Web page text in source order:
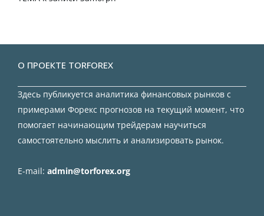
О ПРОЕКТЕ TORFOREX
Здесь публикуется аналитика финансовых рынков с
примерами Форекс прогнозов на текущий момент, что
помогает начинающим трейдерам научиться
самостоятельно мыслить и анализировать рынок.
E-mail: admin@torforex.org